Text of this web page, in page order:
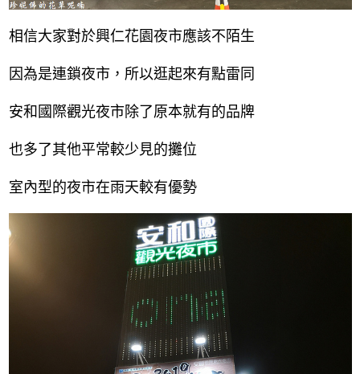
相信大家對於興仁花園夜市應該不陌生
因為是連鎖夜市，所以逛起來有點雷同
安和國際觀光夜市除了原本就有的品牌
也多了其他平常較少見的攤位
室內型的夜市在雨天較有優勢